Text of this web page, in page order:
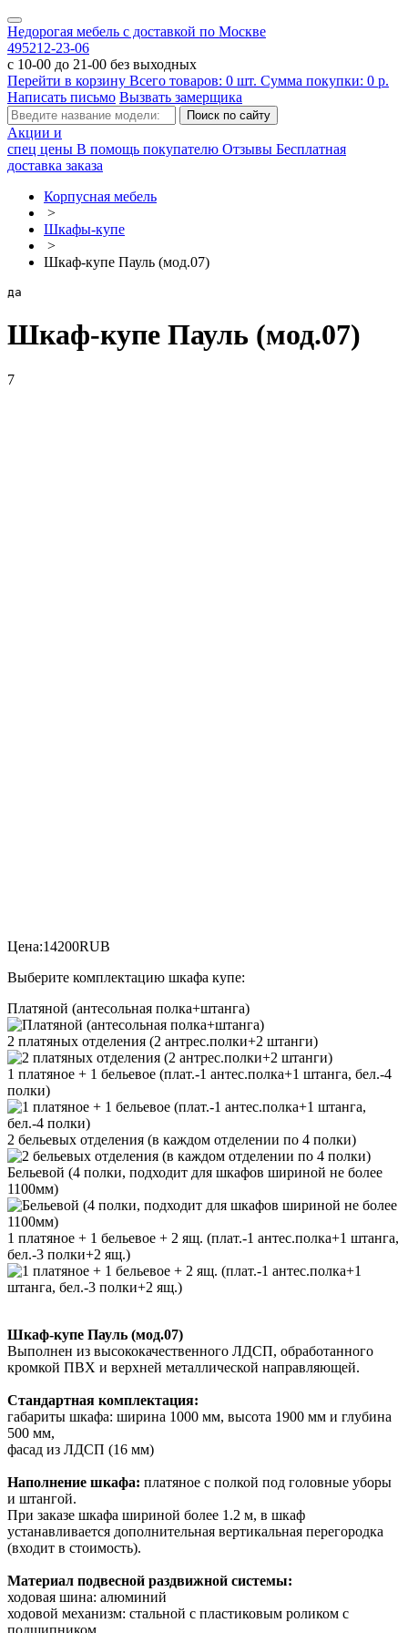
Недорогая мебель с доставкой по Москве
495212-23-06
с 10-00 до 21-00 без выходных
Перейти в корзину Всего товаров: 0 шт. Сумма покупки: 0 р.
Написать письмо Вызвать замерщика
Акции и
спец цены В помощь покупателю Отзывы Бесплатная
доставка заказа
Корпусная мебель
>
Шкафы-купе
>
Шкаф-купе Пауль (мод.07)
да
Шкаф-купе Пауль (мод.07)
7
Цена:14200RUB
Выберите комплектацию шкафа купе:
Платяной (антесольная полка+штанга)
2 платяных отделения (2 антрес.полки+2 штанги)
1 платяное + 1 бельевое (плат.-1 антес.полка+1 штанга, бел.-4
полки)
2 бельевых отделения (в каждом отделении по 4 полки)
Бельевой (4 полки, подходит для шкафов шириной не более
1100мм)
1 платяное + 1 бельевое + 2 ящ. (плат.-1 антес.полка+1 штанга,
бел.-3 полки+2 ящ.)
Шкаф-купе Пауль (мод.07)
Выполнен из высококачественного ЛДСП, обработанного
кромкой ПВХ и верхней металлической направляющей.
Стандартная комплектация:
габариты шкафа: ширина 1000 мм, высота 1900 мм и глубина
500 мм,
фасад из ЛДСП (16 мм)
Наполнение шкафа: платяное с полкой под головные уборы
и штангой.
При заказе шкафа шириной более 1.2 м, в шкаф
устанавливается дополнительная вертикальная перегородка
(входит в стоимость).
Материал подвесной раздвижной системы:
ходовая шина: алюминий
ходовой механизм: стальной с пластиковым роликом с
подшипником